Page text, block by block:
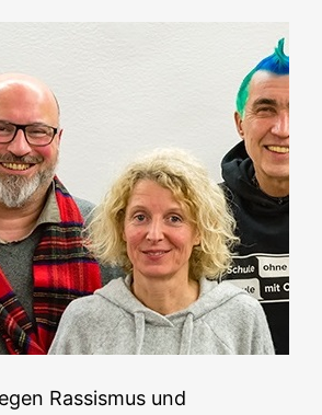
Rassismus und